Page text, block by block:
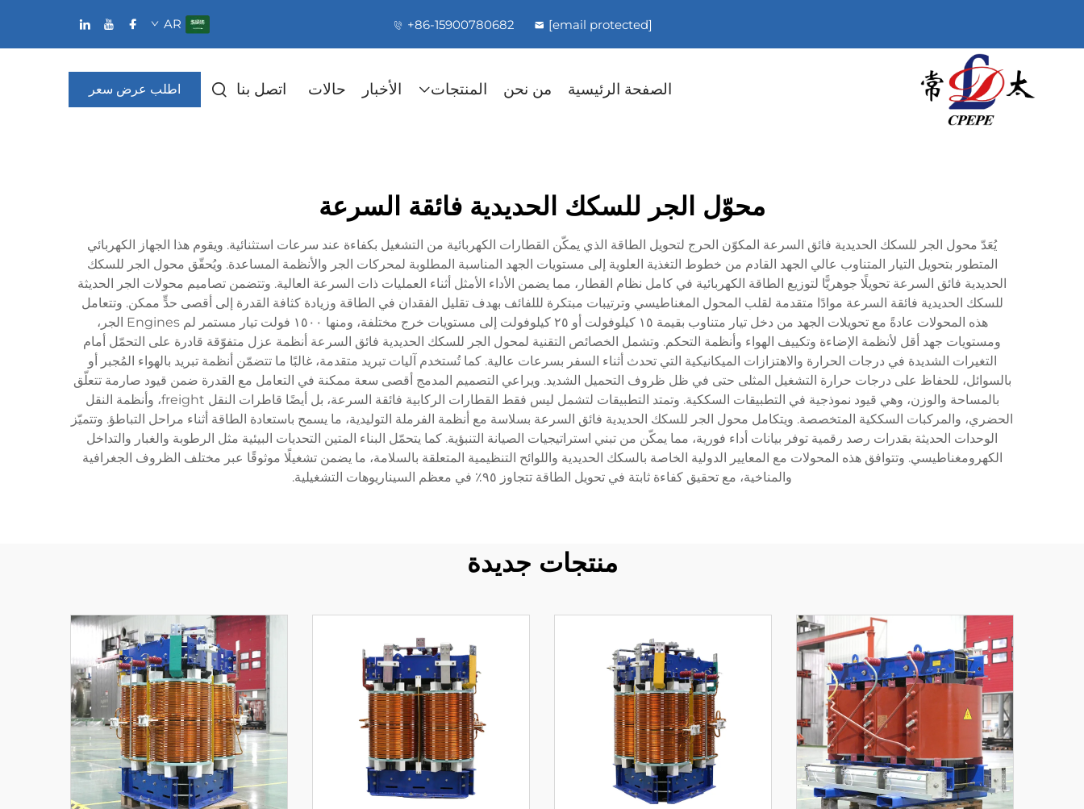
+86-15900780682 [email protected]
AR
الصفحة الرئيسية من نحن المنتجات الأخبار حالات اتصل بنا اطلب عرض سعر
محوّل الجر للسكك الحديدية فائقة السرعة
يُعَدّ محول الجر للسكك الحديدية فائق السرعة المكوّن الحرج لتحويل الطاقة الذي يمكّن القطارات الكهربائية من التشغيل بكفاءة عند سرعات استثنائية. ويقوم هذا الجهاز الكهربائي
المتطور بتحويل التيار المتناوب عالي الجهد القادم من خطوط التغذية العلوية إلى مستويات الجهد المناسبة المطلوبة لمحركات الجر والأنظمة المساعدة. ويُحقّق محول الجر للسكك
الحديدية فائق السرعة تحويلًا جوهريًّا لتوزيع الطاقة الكهربائية في كامل نظام القطار، مما يضمن الأداء الأمثل أثناء العمليات ذات السرعة العالية. وتتضمن تصاميم محولات الجر الحديثة
للسكك الحديدية فائقة السرعة موادًا متقدمة لقلب المحول المغناطيسي وترتيبات مبتكرة لللفائف بهدف تقليل الفقدان في الطاقة وزيادة كثافة القدرة إلى أقصى حدٍّ ممكن. وتتعامل
هذه المحولات عادةً مع تحويلات الجهد من دخل تيار متناوب بقيمة ١٥ كيلوفولت أو ٢٥ كيلوفولت إلى مستويات خرج مختلفة، ومنها ١٥٠٠ فولت تيار مستمر لم Engines الجر،
ومستويات جهد أقل لأنظمة الإضاءة وتكييف الهواء وأنظمة التحكم. وتشمل الخصائص التقنية لمحول الجر للسكك الحديدية فائق السرعة أنظمة عزل متفوّقة قادرة على التحمّل أمام
التغيرات الشديدة في درجات الحرارة والاهتزازات الميكانيكية التي تحدث أثناء السفر بسرعات عالية. كما تُستخدم آليات تبريد متقدمة، غالبًا ما تتضمّن أنظمة تبريد بالهواء المُجبر أو
بالسوائل، للحفاظ على درجات حرارة التشغيل المثلى حتى في ظل ظروف التحميل الشديد. ويراعي التصميم المدمج أقصى سعة ممكنة في التعامل مع القدرة ضمن قيود صارمة تتعلّق
بالمساحة والوزن، وهي قيود نموذجية في التطبيقات السككية. وتمتد التطبيقات لتشمل ليس فقط القطارات الركابية فائقة السرعة، بل أيضًا قاطرات النقل freight، وأنظمة النقل
الحضري، والمركبات السككية المتخصصة. ويتكامل محول الجر للسكك الحديدية فائق السرعة بسلاسة مع أنظمة الفرملة التوليدية، ما يسمح باستعادة الطاقة أثناء مراحل التباطؤ. وتتميّز
الوحدات الحديثة بقدرات رصد رقمية توفر بيانات أداء فورية، مما يمكّن من تبني استراتيجيات الصيانة التنبؤية. كما يتحمّل البناء المتين التحديات البيئية مثل الرطوبة والغبار والتداخل
الكهرومغناطيسي. وتتوافق هذه المحولات مع المعايير الدولية الخاصة بالسكك الحديدية واللوائح التنظيمية المتعلقة بالسلامة، ما يضمن تشغيلًا موثوقًا عبر مختلف الظروف الجغرافية
والمناخية، مع تحقيق كفاءة ثابتة في تحويل الطاقة تتجاوز ٩٥٪ في معظم السيناريوهات التشغيلية.
منتجات جديدة